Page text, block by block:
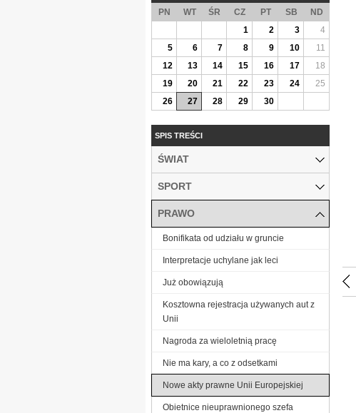
PN WT ŚR CZ PT SB
ND
1
2 3
4
5
6 7 8 9 10
11
12
13 14 15 16 17
18
19
20 21 22 23 24
25
26
27 28 29 30
SPIS TREŚCI
ŚWIAT
SPORT
PRAWO
Bonifikata od udziału w gruncie
Interpretacje uchylane jak leci
Już obowiązują
Kosztowna rejestracja używanych aut z
Unii
Nagroda za wieloletnią pracę
Nie ma kary, a co z odsetkami
Nowe akty prawne Unii Europejskiej
Obietnice nieuprawnionego szefa